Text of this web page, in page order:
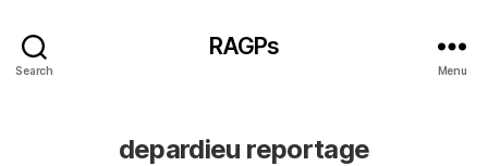
Search
RAGPs
Menu
depardieu reportage